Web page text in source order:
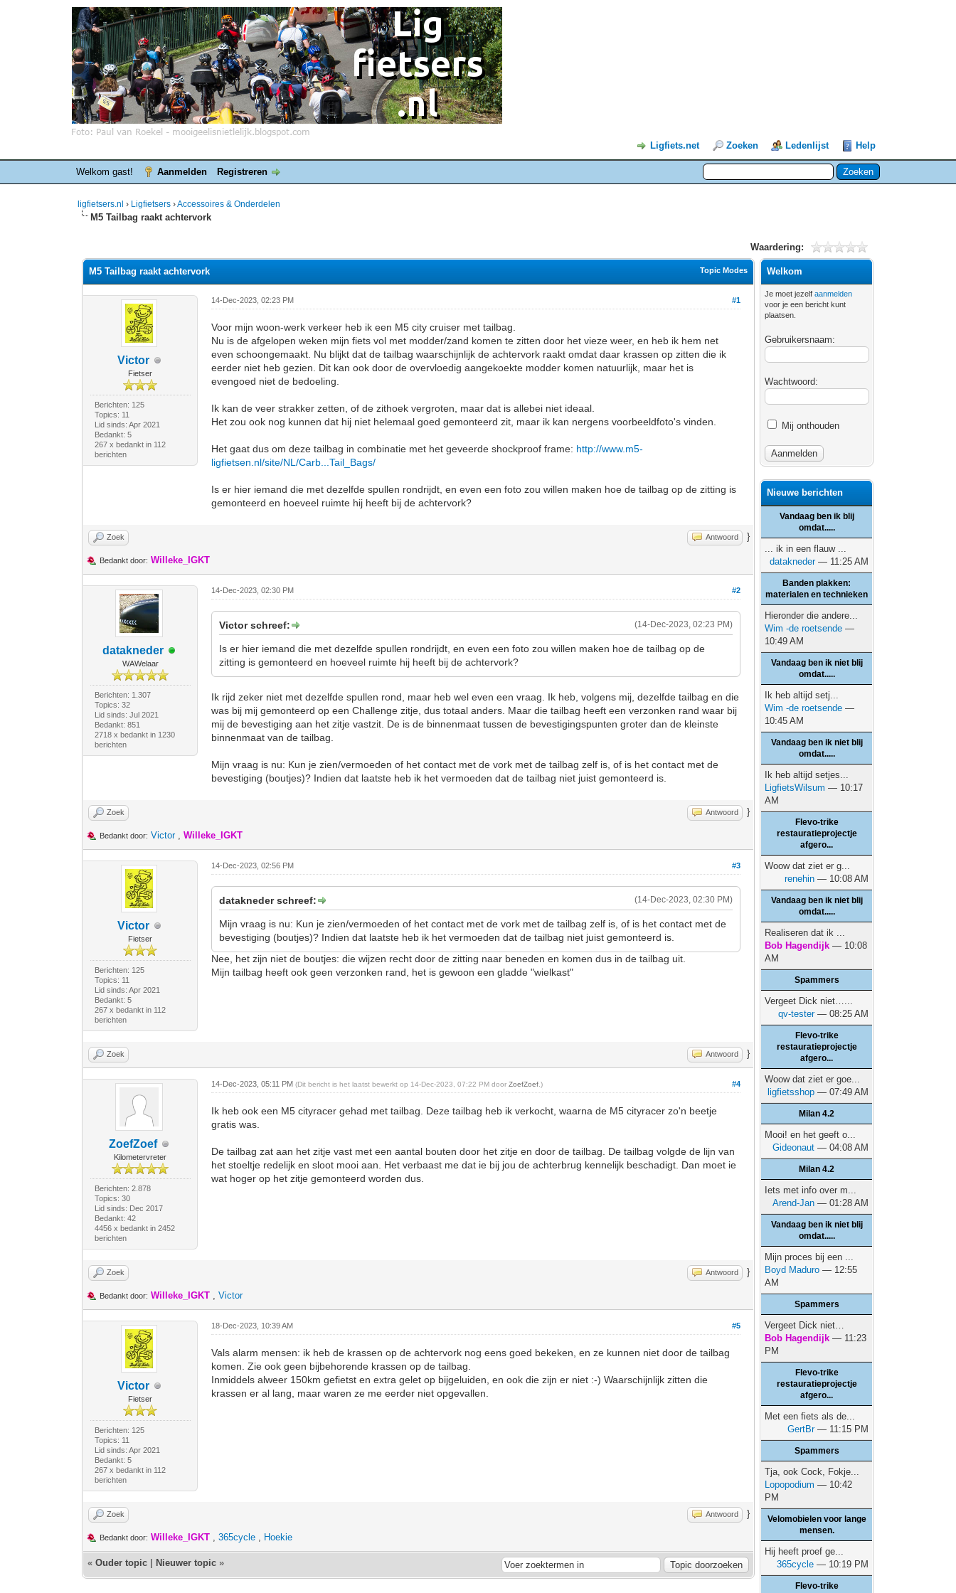
Ligfiets.net Zoeken Ledenlijst Help
Welkom gast! Aanmelden Registreren
ligfietsers.nl › Ligfietsers ›Accessoires & Onderdelen
M5 Tailbag raakt achtervork
Waardering:
Topic Modes
M5 Tailbag raakt achtervork
Victor
Fietser
Berichten: 125
Topics: 11
Lid sinds: Apr 2021
Bedankt: 5
267 x bedankt in 112
berichten
#1
14-Dec-2023, 02:23 PM
Voor mijn woon-werk verkeer heb ik een M5 city cruiser met tailbag.
Nu is de afgelopen weken mijn fiets vol met modder/zand komen te zitten door het vieze weer, en heb ik hem net
even schoongemaakt. Nu blijkt dat de tailbag waarschijnlijk de achtervork raakt omdat daar krassen op zitten die ik
eerder niet heb gezien. Dit kan ook door de overvloedig aangekoekte modder komen natuurlijk, maar het is
evengoed niet de bedoeling.
Ik kan de veer strakker zetten, of de zithoek vergroten, maar dat is allebei niet ideaal.
Het zou ook nog kunnen dat hij niet helemaal goed gemonteerd zit, maar ik kan nergens voorbeeldfoto's vinden.
Het gaat dus om deze tailbag in combinatie met het geveerde shockproof frame: http://www.m5-
ligfietsen.nl/site/NL/Carb...Tail_Bags/
Is er hier iemand die met dezelfde spullen rondrijdt, en even een foto zou willen maken hoe de tailbag op de zitting is
gemonteerd en hoeveel ruimte hij heeft bij de achtervork?
Zoek Antwoord }
Bedankt door: Willeke_IGKT
datakneder
WAWelaar
Berichten: 1.307
Topics: 32
Lid sinds: Jul 2021
Bedankt: 851
2718 x bedankt in 1230
berichten
#2
14-Dec-2023, 02:30 PM
(14-Dec-2023, 02:23 PM)
Victor schreef:
Is er hier iemand die met dezelfde spullen rondrijdt, en even een foto zou willen maken hoe de tailbag op de
zitting is gemonteerd en hoeveel ruimte hij heeft bij de achtervork?
Ik rijd zeker niet met dezelfde spullen rond, maar heb wel even een vraag. Ik heb, volgens mij, dezelfde tailbag en die
was bij mij gemonteerd op een Challenge zitje, dus totaal anders. Maar die tailbag heeft een verzonken rand waar bij
mij de bevestiging aan het zitje vastzit. De is de binnenmaat tussen de bevestigingspunten groter dan de kleinste
binnenmaat van de tailbag.
Mijn vraag is nu: Kun je zien/vermoeden of het contact met de vork met de tailbag zelf is, of is het contact met de
bevestiging (boutjes)? Indien dat laatste heb ik het vermoeden dat de tailbag niet juist gemonteerd is.
Zoek Antwoord }
Bedankt door: Victor,Willeke_IGKT
Victor
Fietser
Berichten: 125
Topics: 11
Lid sinds: Apr 2021
Bedankt: 5
267 x bedankt in 112
berichten
#3
14-Dec-2023, 02:56 PM
(14-Dec-2023, 02:30 PM)
datakneder schreef:
Mijn vraag is nu: Kun je zien/vermoeden of het contact met de vork met de tailbag zelf is, of is het contact met de
bevestiging (boutjes)? Indien dat laatste heb ik het vermoeden dat de tailbag niet juist gemonteerd is.
Nee, het zijn niet de boutjes: die wijzen recht door de zitting naar beneden en komen dus in de tailbag uit.
Mijn tailbag heeft ook geen verzonken rand, het is gewoon een gladde "wielkast"
Zoek Antwoord }
ZoefZoef
Kilometervreter
Berichten: 2.878
Topics: 30
Lid sinds: Dec 2017
Bedankt: 42
4456 x bedankt in 2452
berichten
#4
14-Dec-2023, 05:11 PM(Dit bericht is het laatst bewerkt op 14-Dec-2023, 07:22 PM doorZoefZoef .)
Ik heb ook een M5 cityracer gehad met tailbag. Deze tailbag heb ik verkocht, waarna de M5 cityracer zo'n beetje
gratis was.
De tailbag zat aan het zitje vast met een aantal bouten door het zitje en door de tailbag. De tailbag volgde de lijn van
het stoeltje redelijk en sloot mooi aan. Het verbaast me dat ie bij jou de achterbrug kennelijk beschadigt. Dan moet ie
wat hoger op het zitje gemonteerd worden dus.
Zoek Antwoord }
Bedankt door: Willeke_IGKT ,Victor
Victor
Fietser
Berichten: 125
Topics: 11
Lid sinds: Apr 2021
Bedankt: 5
267 x bedankt in 112
berichten
#5
18-Dec-2023, 10:39 AM
Vals alarm mensen: ik heb de krassen op de achtervork nog eens goed bekeken, en ze kunnen niet door de tailbag
komen. Zie ook geen bijbehorende krassen op de tailbag.
Inmiddels alweer 150km gefietst en extra gelet op bijgeluiden, en ook die zijn er niet :-) Waarschijnlijk zitten die
krassen er al lang, maar waren ze me eerder niet opgevallen.
Zoek Antwoord }
Bedankt door: Willeke_IGKT ,365cycle , Hoekie
«Ouder topic Nieuwer topic »
Welkom
Je moet jezelfaanmelden
voor je een bericht kunt
plaatsen.
Gebruikersnaam:
Wachtwoord:
Mij onthouden
Nieuwe berichten
Vandaag ben ik blij
omdat.....
... ik in een flauw ...
datakneder— 11:25 AM
Banden plakken:
materialen en technieken
Hieronder die andere...
Wim -de roetsende —
10:49 AM
Vandaag ben ik niet blij
omdat.....
Ik heb altijd setj...
Wim -de roetsende —
10:45 AM
Vandaag ben ik niet blij
omdat.....
Ik heb altijd setjes...
LigfietsWilsum — 10:17
AM
Flevo-trike
restauratieprojectje
afgero...
Woow dat ziet er g...
renehin — 10:08 AM
Vandaag ben ik niet blij
omdat.....
Realiseren dat ik ...
Bob Hagendijk — 10:08
AM
Spammers
Vergeet Dick niet…...
qv-tester— 08:25 AM
Flevo-trike
restauratieprojectje
afgero...
Woow dat ziet er goe...
ligfietsshop — 07:49 AM
Milan 4.2
Mooi! en het geeft o...
Gideonaut — 04:08 AM
Milan 4.2
Iets met info over m...
Arend-Jan — 01:28 AM
Vandaag ben ik niet blij
omdat.....
Mijn proces bij een ...
Boyd Maduro — 12:55
AM
Spammers
Vergeet Dick niet…
Bob Hagendijk — 11:23
PM
Flevo-trike
restauratieprojectje
afgero...
Met een fiets als de...
GertBr— 11:15 PM
Spammers
Tja, ook Cock, Fokje...
Lopopodium — 10:42
PM
Velomobielen voor lange
mensen.
Hij heeft proef ge...
365cycle — 10:19 PM
Flevo-trike